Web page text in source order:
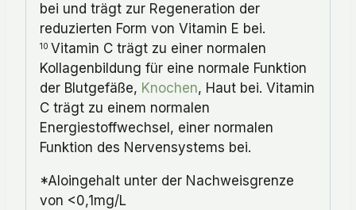
bei und trägt zur Regeneration der
reduzierten Form von Vitamin E bei.
10 Vitamin C trägt zu einer normalen
Kollagenbildung für eine normale Funktion
der Blutgefäße, Knochen, Haut bei. Vitamin
C trägt zu einem normalen
Energiestoffwechsel, einer normalen
Funktion des Nervensystems bei.
*Aloingehalt unter der Nachweisgrenze
von <0,1mg/L